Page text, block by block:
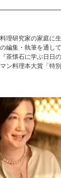
理研究家の家庭に
編集・執筆を通し
茶懐石に学ぶ日日
ン料理本大賞「特